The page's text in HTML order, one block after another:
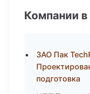
Компании
ЗАО Пак
подготовка